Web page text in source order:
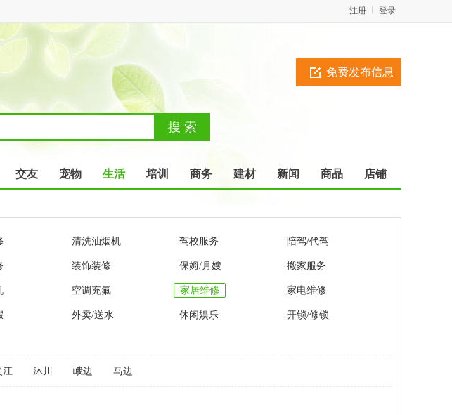
登录
注册
免费发布信息
交友 宠物 生活 培训 商务 建材 新闻 商品 店铺
清洗油烟机 驾校服务 陪驾/代驾
装饰装修 保姆/月嫂 搬家服务
空调充氟 家居维修 家电维修
外卖/送水 休闲娱乐 开锁/修锁
江 沐川 峨边 马边